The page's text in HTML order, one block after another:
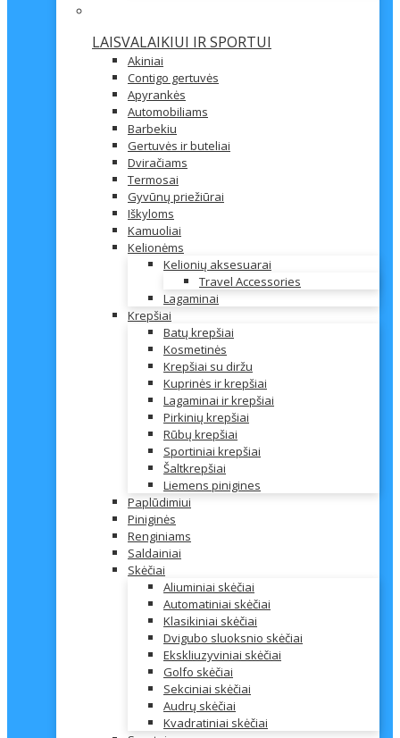
LAISVALAIKIUI IR SPORTUI
Akiniai
Contigo gertuvės
Apyrankės
Automobiliams
Barbekiu
Gertuvės ir buteliai
Dviračiams
Termosai
Gyvūnų priežiūrai
Iškyloms
Kamuoliai
Kelionėms
Kelionių aksesuarai
Travel Accessories
Lagaminai
Krepšiai
Batų krepšiai
Kosmetinės
Krepšiai su diržu
Kuprinės ir krepšiai
Lagaminai ir krepšiai
Pirkinių krepšiai
Rūbų krepšiai
Sportiniai krepšiai
Šaltkrepšiai
Liemens pinigines
Paplūdimiui
Piniginės
Renginiams
Saldainiai
Skėčiai
Aliuminiai skėčiai
Automatiniai skėčiai
Klasikiniai skėčiai
Dvigubo sluoksnio skėčiai
Ekskliuzyviniai skėčiai
Golfo skėčiai
Sekciniai skėčiai
Audrų skėčiai
Kvadratiniai skėčiai